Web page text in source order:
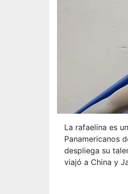
La rafaelina es
Panamericanos
despliega su
viajó a China y